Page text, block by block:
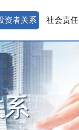
资者关系 社会责任